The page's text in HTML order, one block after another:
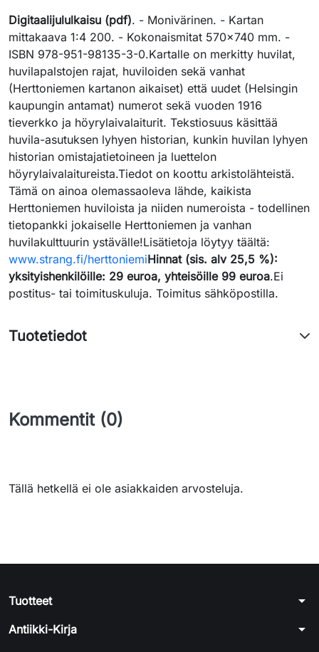
Digitaalijululkaisu (pdf). - Monivärinen. - Kartan
mittakaava 1:4 200. - Kokonaismitat 570x740 mm. -
ISBN 978-951-98135-3-0.Kartalle on merkitty huvilat,
huvilapalstojen rajat, huviloiden sekä vanhat
(Herttoniemen kartanon aikaiset) että uudet (Helsingin
kaupungin antamat) numerot sekä vuoden 1916
tieverkko ja höyrylaivalaiturit. Tekstiosuus käsittää
huvila-asutuksen lyhyen historian, kunkin huvilan lyhyen
historian omistajatietoineen ja luettelon
höyrylaivalaitureista.Tiedot on koottu arkistolähteistä.
Tämä on ainoa olemassaoleva lähde, kaikista
Herttoniemen huviloista ja niiden numeroista - todellinen
tietopankki jokaiselle Herttoniemen ja vanhan
huvilakulttuurin ystävälle!Lisätietoja löytyy täältä:
www.strang.fi/herttoniemiHinnat (sis. alv 25,5 %):
yksityishenkilöille: 29 euroa, yhteisöille 99 euroa.Ei
postitus- tai toimituskuluja. Toimitus sähköpostilla.
Tuotetiedot
Kommentit (0)
Tällä hetkellä ei ole asiakkaiden arvosteluja.
Tuotteet arrow_drop_down
Antiikki-Kirja arrow_drop_down